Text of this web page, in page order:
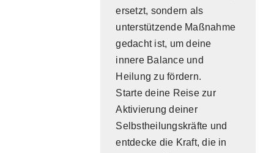
ersetzt, sondern als
unterstützende Maßnahme
gedacht ist, um deine
innere Balance und
Heilung zu fördern.
Starte deine Reise zur
Aktivierung deiner
Selbstheilungskräfte und
entdecke die Kraft, die in